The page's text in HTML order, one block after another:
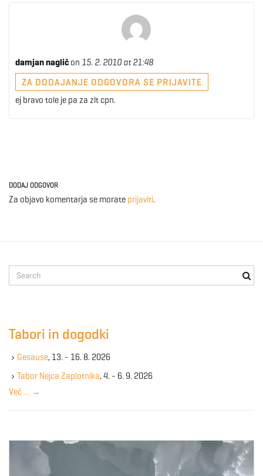
damjan naglič on 15. 2. 2010 at 21:48
ZA DODAJANJE ODGOVORA SE PRIJAVITE
ej bravo tole je pa za zlt cpn.
DODAJ ODGOVOR
Za objavo komentarja se morate prijaviti.
e
e
y
w
r
Tabori in dogodki
Gesause, 13. - 16. 8. 2026
Tabor Nejca Zaplotnika, 4. - 6. 9. 2026
Več … →